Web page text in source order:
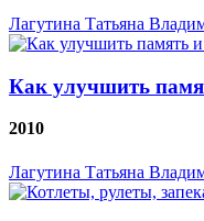
Лагутина Татьяна
Как улучшить
2010
Лагутина Татьяна